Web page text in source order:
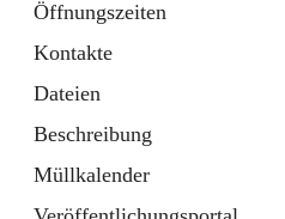
Öffnungszeiten
Kontakte
Dateien
Beschreibung
Müllkalender